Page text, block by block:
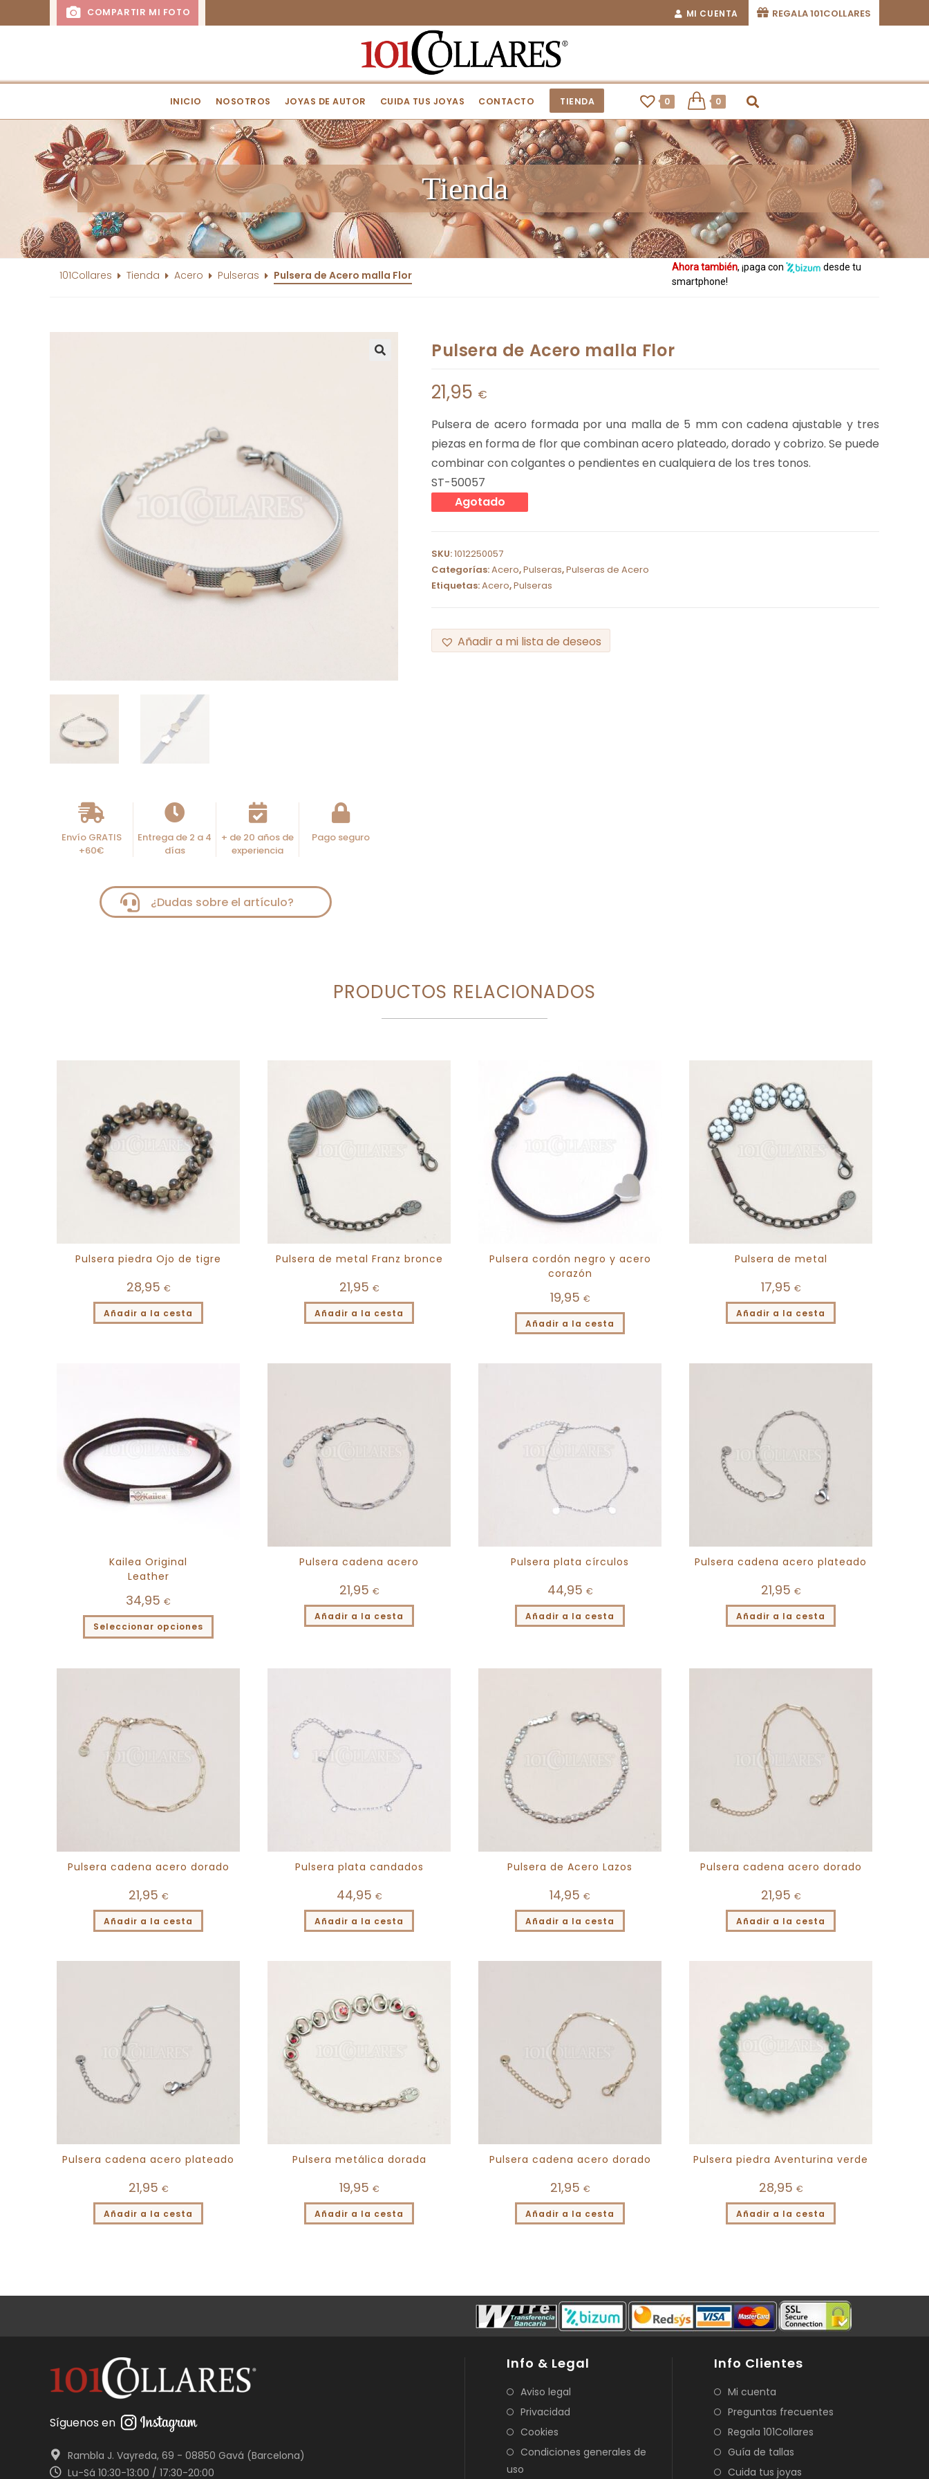
MI CUENTA REGALA 101COLLARES
COMPARTIR MI FOTO
INICIO NOSOTROS JOYAS DE AUTOR CUIDA TUS JOYAS CONTACTO TIENDA 0 0
Tienda
101Collares Tienda Acero Pulseras Pulsera de Acero malla Flor
Ahora también, ¡paga con
desde tu
smartphone!
Pulsera de Acero malla Flor
21,95 €
Pulsera de acero formada por una malla de 5 mm con cadena ajustable y tres
piezas en forma de flor que combinan acero plateado, dorado y cobrizo. Se puede
combinar con colgantes o pendientes en cualquiera de los tres tonos.
ST-50057
Agotado
SKU:1012250057
Categorías:Acero,Pulseras,Pulseras de Acero
Etiquetas:Acero,Pulseras
Añadir a mi lista de deseos
Envío GRATIS
+60€
Entrega de 2 a 4
días
+ de 20 años de
experiencia
Pago seguro
PRODUCTOS RELACIONADOS
Pulsera piedra Ojo de tigre
28,95 €
Añadir a la cesta
Pulsera de metal Franz bronce
21,95 €
Añadir a la cesta
Pulsera cordón negro y acero
corazón
19,95 €
Añadir a la cesta
Pulsera de metal
17,95 €
Añadir a la cesta
Kailea Original
Leather
34,95 €
Seleccionar opciones
Pulsera cadena acero
21,95 €
Añadir a la cesta
Pulsera plata círculos
44,95 €
Añadir a la cesta
Pulsera cadena acero plateado
21,95 €
Añadir a la cesta
Pulsera cadena acero dorado
21,95 €
Añadir a la cesta
Pulsera plata candados
44,95 €
Añadir a la cesta
Pulsera de Acero Lazos
14,95 €
Añadir a la cesta
Pulsera cadena acero dorado
21,95 €
Añadir a la cesta
Pulsera cadena acero plateado
21,95 €
Añadir a la cesta
Pulsera metálica dorada
19,95 €
Añadir a la cesta
Pulsera cadena acero dorado
21,95 €
Añadir a la cesta
Pulsera piedra Aventurina verde
28,95 €
Añadir a la cesta
Síguenos en
Rambla J. Vayreda, 69 - 08850 Gavá (Barcelona)
Lu-Sá 10:30-13:00 / 17:30-20:00
Info & Legal
Aviso legal
Privacidad
Cookies
Condiciones generales de
uso
Info Clientes
Mi cuenta
Preguntas frecuentes
Regala 101Collares
Guía de tallas
Cuida tus joyas